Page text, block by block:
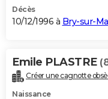
Décès
10/12/1996 à Bry-sur-
Emile PLASTRE
Créer une cagnotte
Naissance